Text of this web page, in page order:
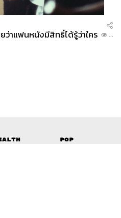
335
ว่าแฟนหนังมีสิทธิ์ได้รู้ว่าใคร
...
Pop